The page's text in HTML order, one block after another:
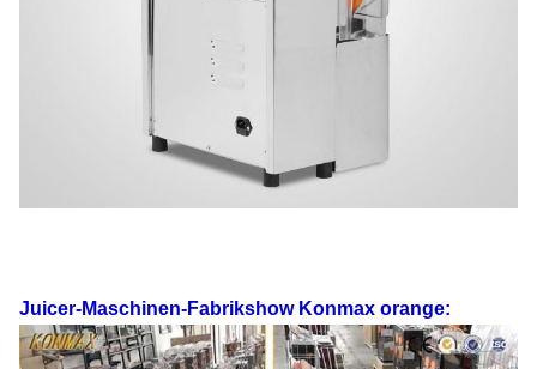
Juicer-Maschinen-Fabrikshow Konmax orange: